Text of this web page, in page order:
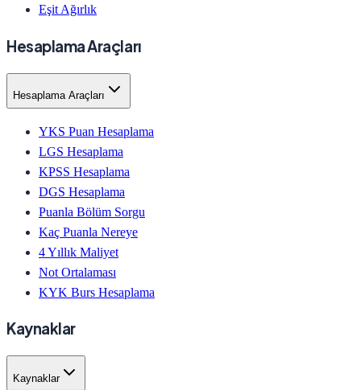
Eşit Ağırlık
Hesaplama Araçları
Hesaplama Araçları
YKS Puan Hesaplama
LGS Hesaplama
KPSS Hesaplama
DGS Hesaplama
Puanla Bölüm Sorgu
Kaç Puanla Nereye
4 Yıllık Maliyet
Not Ortalaması
KYK Burs Hesaplama
Kaynaklar
Kaynaklar